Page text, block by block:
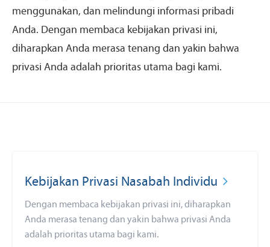
menggunakan, dan melindungi informasi pribadi
Anda. Dengan membaca kebijakan privasi ini,
diharapkan Anda merasa tenang dan yakin bahwa
privasi Anda adalah prioritas utama bagi kami.
Kebijakan Privasi Nasabah Individu
Dengan membaca kebijakan privasi ini, diharapkan
Anda merasa tenang dan yakin bahwa privasi Anda
adalah prioritas utama bagi kami.